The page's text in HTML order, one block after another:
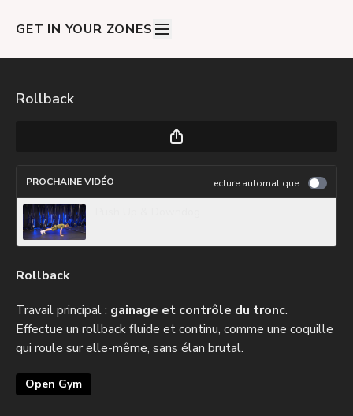
GET IN YOUR ZONES
Rollback
PROCHAINE VIDÉO Lecture automatique
Rollback
Travail principal : gainage et contrôle du tronc.
Effectue un rollback fluide et continu, comme une coquille
qui roule sur elle-même, sans élan brutal.
Open Gym